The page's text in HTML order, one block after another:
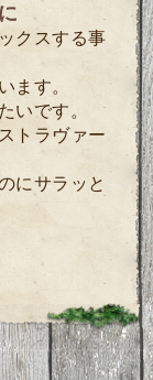
クスする事
ます。
いです。
トラヴァー
にサラッと